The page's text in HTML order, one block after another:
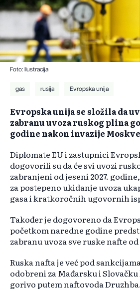
Foto: Ilustracija
gas rusija Evropska unija
Evropska unija se složila da
zabranu uvoza ruskog plina
godine nakon invazije
Diplomate EU i zastupnici
dogovorili su da će svi uvozi
zabranjeni od jeseni 2027.
za postepeno ukidanje uvoza
gasa i kratkoročnih ugovornih
Također je dogovoreno da
početkom naredne godine
zabranu uvoza sve ruske nafte od
Ruska nafta je već pod
odobreni za Mađarsku i
gorivo putem naftovoda Druzhba.